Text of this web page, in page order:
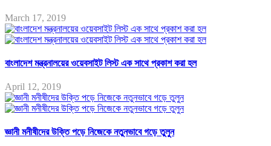
March 17, 2019
বাংলাদেশ মন্ত্রনালয়ের ওয়েবসাইট লিস্ট এক সাথে প্রকাশ করা হল
April 12, 2019
জ্ঞানী মনীষীদের উক্তি পড়ে নিজেকে নতুনভাবে গড়ে তুলুন